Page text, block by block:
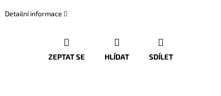
Detailní informace
ZEPTAT SE HLÍDAT SDÍLET